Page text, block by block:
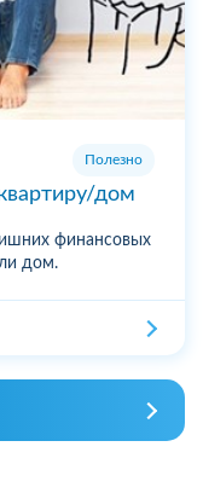
Полезно
дом
финансовых
дом.